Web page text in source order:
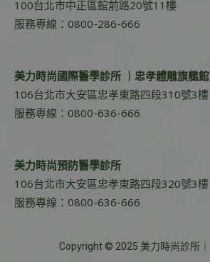
100台北市中正區館前路20號11樓
服務專線：0800-286-666
美力時尚國際醫學診所 ｜忠孝體雕旗艦館
106台北市大安區忠孝東路四段310號3樓
服務專線：0800-636-666
美力時尚預防醫學診所
106台北市大安區忠孝東路四段320號3樓
服務專線：0800-636-666
Copyright © 2025 美力時尚診所｜